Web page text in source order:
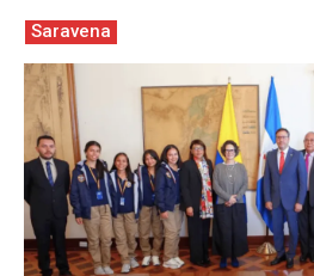
Saravena